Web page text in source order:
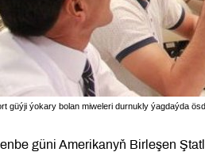
güýji ýokary bolan miweleri durnukly ýagdaýda
güni Amerikanyň Birleşen